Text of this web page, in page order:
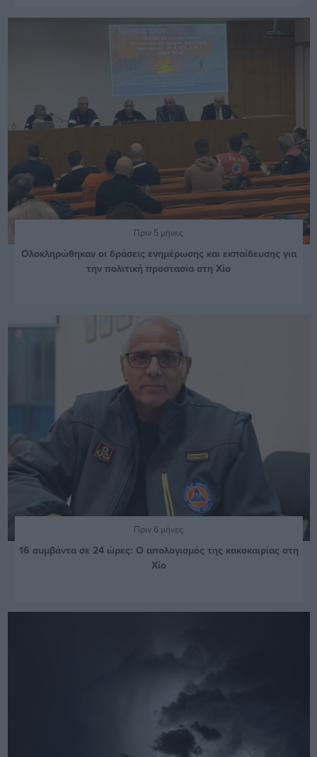
Πριν 5 μήνες
Ολοκληρώθηκαν οι δράσεις ενημέρωσης και εκπαίδευσης για
την πολιτική προστασία στη Χίο
Πριν 6 μήνες
16 συμβάντα σε 24 ώρες: Ο απολογισμός της κακοκαιρίας στη
Χίο